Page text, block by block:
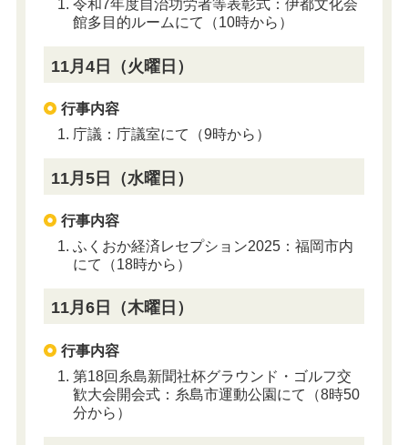
令和7年度自治功労者等表彰式：伊都文化会
館多目的ルームにて（10時から）
11月4日（火曜日）
行事内容
庁議：庁議室にて（9時から）
11月5日（水曜日）
行事内容
ふくおか経済レセプション2025：福岡市内
にて（18時から）
11月6日（木曜日）
行事内容
第18回糸島新聞社杯グラウンド・ゴルフ交
歓大会開会式：糸島市運動公園 にて（8時50
分から）